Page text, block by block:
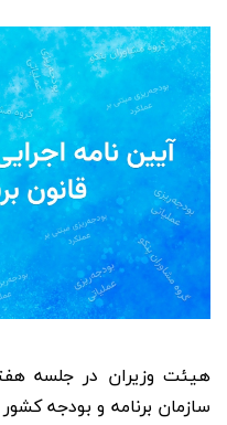
هیئت وزیران در جلسه
سازمان برنامه و بودجه